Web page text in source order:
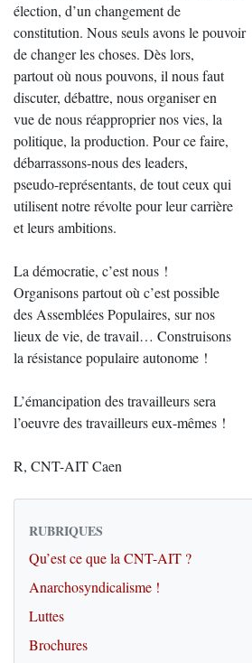
élection, d’un changement de
constitution. Nous seuls avons le pouvoir
de changer les choses. Dès lors,
partout où nous pouvons, il nous faut
discuter, débattre, nous organiser en
vue de nous réapproprier nos vies, la
politique, la production. Pour ce faire,
débarrassons-nous des leaders,
pseudo-représentants, de tout ceux qui
utilisent notre révolte pour leur carrière
et leurs ambitions.
La démocratie, c’est nous !
Organisons partout où c’est possible
des Assemblées Populaires, sur nos
lieux de vie, de travail… Construisons
la résistance populaire autonome !
L’émancipation des travailleurs sera
l’oeuvre des travailleurs eux-mêmes !
R, CNT-AIT Caen
RUBRIQUES
Qu’est ce que la CNT-AIT ?
Anarchosyndicalisme !
Luttes
Brochures